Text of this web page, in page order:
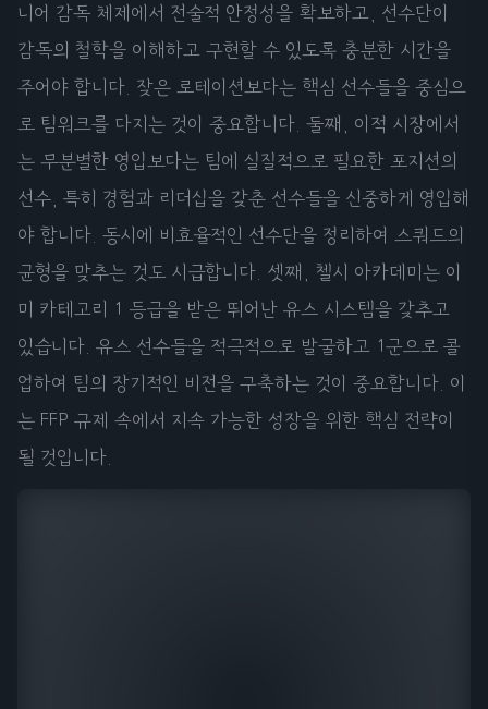
니어 감독 체제에서 전술적 안정성을 확보하고, 선수단이
감독의 철학을 이해하고 구현할 수 있도록 충분한 시간을
주어야 합니다. 잦은 로테이션보다는 핵심 선수들을 중심으
로 팀워크를 다지는 것이 중요합니다. 둘째, 이적 시장에서
는 무분별한 영입보다는 팀에 실질적으로 필요한 포지션의
선수, 특히 경험과 리더십을 갖춘 선수들을 신중하게 영입해
야 합니다. 동시에 비효율적인 선수단을 정리하여 스쿼드의
균형을 맞추는 것도 시급합니다. 셋째, 첼시 아카데미는 이
미 카테고리 1 등급을 받은 뛰어난 유스 시스템을 갖추고
있습니다. 유스 선수들을 적극적으로 발굴하고 1군으로 콜
업하여 팀의 장기적인 비전을 구축하는 것이 중요합니다. 이
는 FFP 규제 속에서 지속 가능한 성장을 위한 핵심 전략이
될 것입니다.